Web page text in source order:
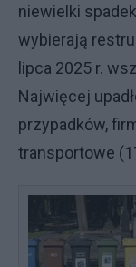
niewielki
wybierają
lipca 2025 r.
Najwięcej
przypadków,
transportowe